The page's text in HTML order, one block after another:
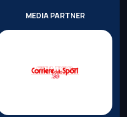
MEDIA PARTNER